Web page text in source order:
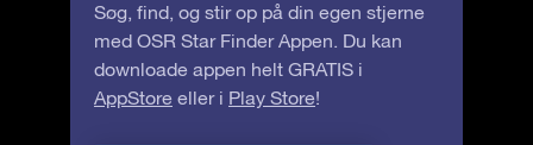
Søg, find, og stir op på din egen stjerne
med OSR Star Finder Appen. Du kan
downloade appen helt GRATIS i
AppStore eller i Play Store!